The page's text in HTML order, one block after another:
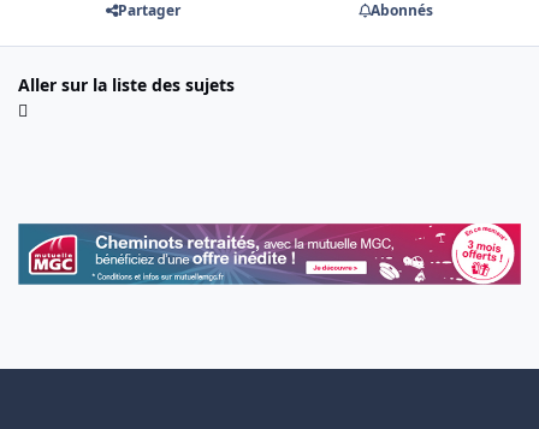
Partager Abonnés
Aller sur la liste des sujets